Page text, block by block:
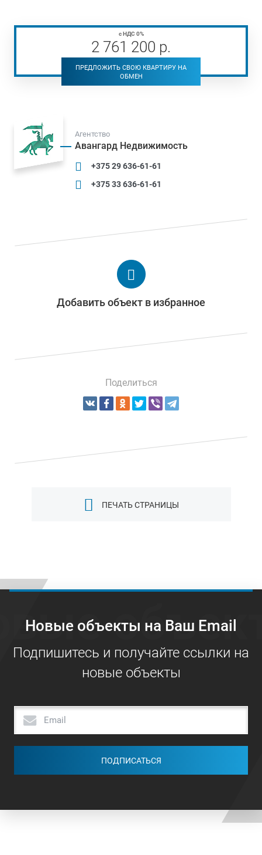
с НДС 0%
2 761 200 р.
ПРЕДЛОЖИТЬ СВОЮ КВАРТИРУ НА
ОБМЕН
Агентство
Авангард Недвижимость
+375 29 636-61-61
+375 33 636-61-61
Добавить объект в избранное
Поделиться
ПЕЧАТЬ СТРАНИЦЫ
Новые объекты на Ваш Email
Подпишитесь и получайте ссылки на
новые объекты
ПОДПИСАТЬСЯ